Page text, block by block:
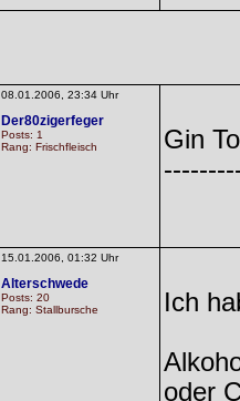
08.01.2006, 23:34 Uhr
Der80zigerfeger
Posts: 1
Rang: Frischfleisch
Gin
15.01.2006, 01:32 Uhr
Alterschwede
Posts: 20
Rang: Stallbursche
Ich
oder